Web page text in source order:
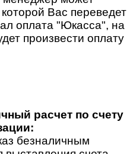
Вас переведет
оплата "Юкасса", на
произвести оплату
расчет по счету
безналичным